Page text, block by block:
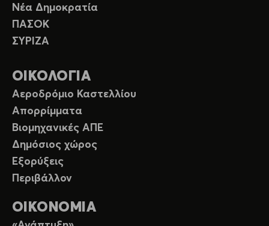
Νέα Δημοκρατία
ΠΑΣΟΚ
ΣΥΡΙΖΑ
ΟΙΚΟΛΟΓΙΑ
Αεροδρόμιο Καστελλίου
Απορρίμματα
Βιομηχανικές ΑΠΕ
Δημόσιος χώρος
Εξορύξεις
Περιβάλλον
ΟΙΚΟΝΟΜΙΑ